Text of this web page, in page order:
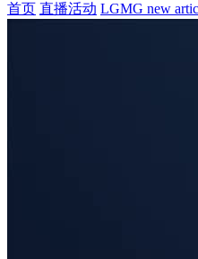
首页 直播活动 LGMG new